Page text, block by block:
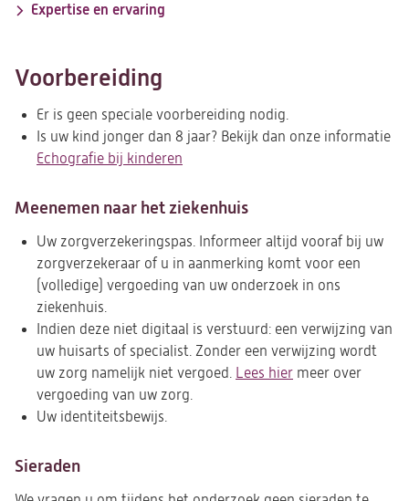
Expertise en ervaring
Voorbereiding
Er is geen speciale voorbereiding nodig.
Is uw kind jonger dan 8 jaar? Bekijk dan onze informatie
Echografie bij kinderen
Meenemen naar het ziekenhuis
Uw zorgverzekeringspas. Informeer altijd vooraf bij uw
zorgverzekeraar of u in aanmerking komt voor een
(volledige) vergoeding van uw onderzoek in ons
ziekenhuis.
Indien deze niet digitaal is verstuurd: een verwijzing van
uw huisarts of specialist. Zonder een verwijzing wordt
uw zorg namelijk niet vergoed.
Lees hier meer over
vergoeding van uw zorg.
Uw identiteitsbewijs.
Sieraden